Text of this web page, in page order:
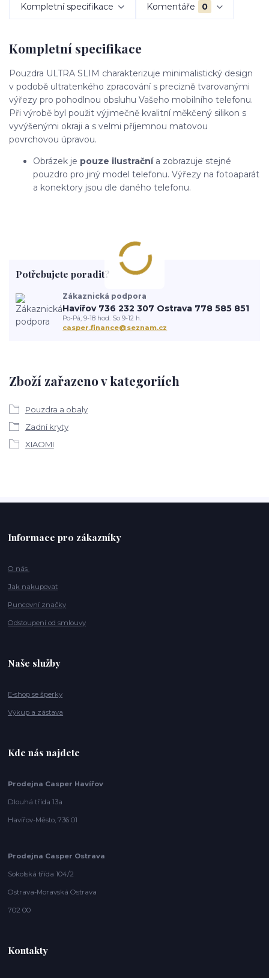
Kompletní specifikace Komentáře 0
Kompletní specifikace
Pouzdra ULTRA SLIM charakterizuje minimalistický design
v podobě ultratenkého zpracování s precizně tvarovanými
výřezy pro pohodlnou obsluhu Vašeho mobilního telefonu.
Při výrobě byl použit výjimečně kvalitní měkčený silikon s
vyvýšenými okraji a s velmi příjemnou matovou
povrchovou úpravou.
Obrázek je pouze ilustrační a zobrazuje stejné
pouzdro pro jiný model telefonu. Výřezy na fotoaparát
a konektory jsou dle daného telefonu.
Zboží zařazeno v kategoriích
Pouzdra a obaly
Zadní kryty
XIAOMI
Potřebujete poradit?
Zákaznická podpora
Havířov 736 232 307 Ostrava 778 585 851
Po-Pá, 9-18 hod. So 9-12 h.
casper.finance@seznam.cz
Informace pro zákazníky
O nás
Jak nakupovat
Puncovní značky
Odstoupení od smlouvy
Naše služby
E-shop se šperky
Výkup a zástava
Kde nás najdete
Prodejna Casper Havířov
Dlouhá třída 13a
Havířov-Město, 736 01
Prodejna Casper Ostrava
Sokolská třída 104/2
Ostrava-Moravská Ostrava
702 00
Kontakty